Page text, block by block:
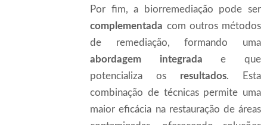
Por fim, a biorremediação pode ser
complementada com outros métodos
de remediação, formando uma
abordagem integrada e que
potencializa os resultados. Esta
combinação de técnicas permite uma
maior eficácia na restauração de áreas